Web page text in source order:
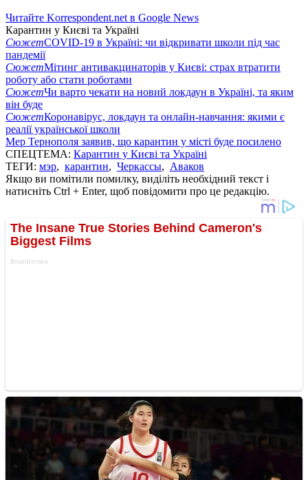
Читайте Korrespondent.net в Google News
Карантин у Києві та Україні
СюжетCOVID-19 в Україні: чи відкривати школи під час
пандемії
СюжетМітинг антивакцинаторів у Києві: страх втратити
роботу або стати роботами
СюжетЧи варто чекати на новий локдаун в Україні, та яким
він буде
СюжетКоронавірус, локдаун та онлайн-навчання: якими є
реалії української школи
Мер Тернополя заявив, що карантин у місті буде посилено
СПЕЦТЕМА: Карантин у Києві та Україні
ТЕГИ: мэр, карантин, Черкассы, Аваков
Якщо ви помітили помилку, виділіть необхідний текст і
натисніть Ctrl + Enter, щоб повідомити про це редакцію.